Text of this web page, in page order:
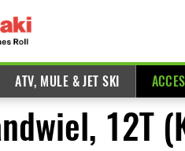
ATV, MULE & JET SKI
12T